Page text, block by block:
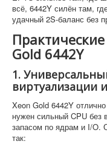
всё, 6442Y силён там,
удачный 2S-баланс без
Gold 6442Y
1.
виртуализации
Xeon Gold 6442Y
нужен сильный CPU без
запасом по ядрам и I/O.
так: